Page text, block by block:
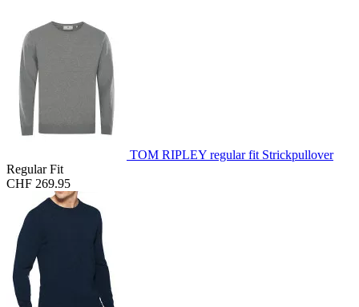
TOM RIPLEY regular fit Strickpullover
Regular Fit
CHF 269.95